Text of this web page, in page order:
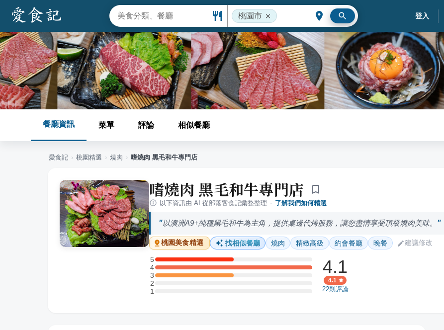
桃園市 登入
餐廳資訊 菜單 評論 相似餐廳
愛食記 › 桃園精選 › 燒肉 › 嗜燒肉 黑毛和牛專門店
嗜燒肉 黑毛和牛專門店
以下資訊由 AI 從部落客食記彙整整理 · 了解我們如何精選
以澳洲A9+純種黑毛和牛為主角，提供桌邊代烤服務，讓您盡情享受頂級燒肉美味。
桃園美食精選 找相似餐廳 燒肉 精緻高級 約會餐廳 晚餐 建議修改
5
5 星：1 則評論
4
4 星：2 則評論
3
3 星：1 則評論
2
2 星：0 則評論
11 星：0 則評論
4.1
4.1
22則評論